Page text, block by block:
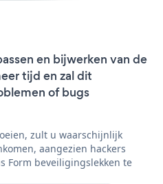
en bijwerken van de
tijd en zal dit
of bugs
zult u waarschijnlijk
aangezien hackers
Form beveiligingslekken te